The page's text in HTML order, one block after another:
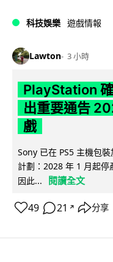
科技娛樂 遊戲情報
Lawton 3 小時
PlayStation
出重要通告
戲
Sony 已在 PS5 主機包
計劃：2028 年 1 月起停
因此...
閱讀全文
49 21 ↗ 分享